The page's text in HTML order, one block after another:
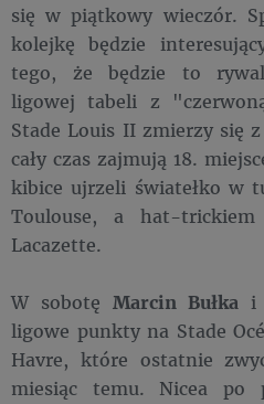
się w piątkowy wieczór.
kolejkę będzie
tego, że będzie to
ligowej tabeli z
Stade Louis II zmierzy się
cały czas zajmują 18.
kibice ujrzeli światełko w
Toulouse, a hat-trickiem
Lacazette.
W sobotę Marcin Bułka i
ligowe punkty na Stade
Havre, które ostatnie
miesiąc temu. Nicea po